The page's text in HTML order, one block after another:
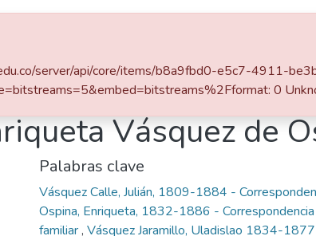
Vásquez de
Palabras clave
Vásquez Calle, Julián, 1809-1884 -
Ospina, Enriqueta, 1832-1886 - Correspondencia
familiar, Vásquez Jaramillo, Uladislao 1834-1877
server/api/core/items/b8a9fbd0-e5c7-4911-
0